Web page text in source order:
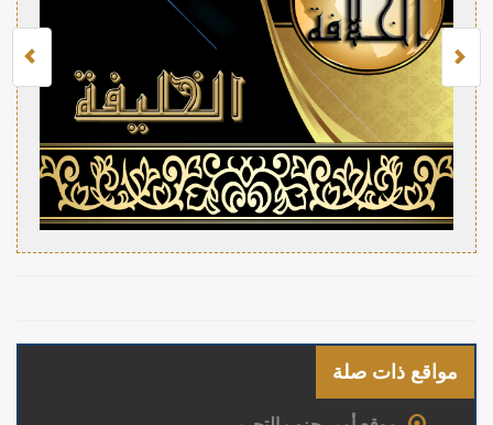
مواقع ذات صلة